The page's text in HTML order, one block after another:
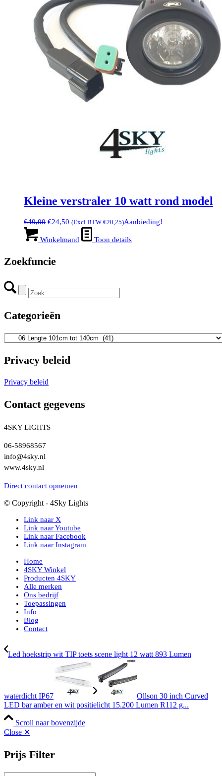
Kleine verstraler 10 watt rond model
€49,00 Oorspronkelijke
was:
€24,50 Huidige
prijs
is:
(Excl BTW €20,25)Aanbieding!
Winkelmand Toon details
Zoekfuncie
Categorieën
Privacy beleid
Privacy beleid
Contact gegevens
4SKY LIGHTS
06-58968567
info@4sky.nl
www.4sky.nl
Direct contact opnemen
© Copyright - 4Sky Lights
Link naar X
Link naar Youtube
Link naar Facebook
Link naar Instagram
Home
4SKY Winkel
Producten 4SKY
Alle merken
Ons bedrijf
Toepassingen
Info
Blog
Contact
Led hoekstrip wit TIP toets scene light 12 watt 893 Lumen
waterdicht IP67
Ollson 30 inch Curved
LED bar amber en wit positielicht 15.200 Lumen R112 g...
Scroll naar bovenzijde
Close ✕
Prijs Filter